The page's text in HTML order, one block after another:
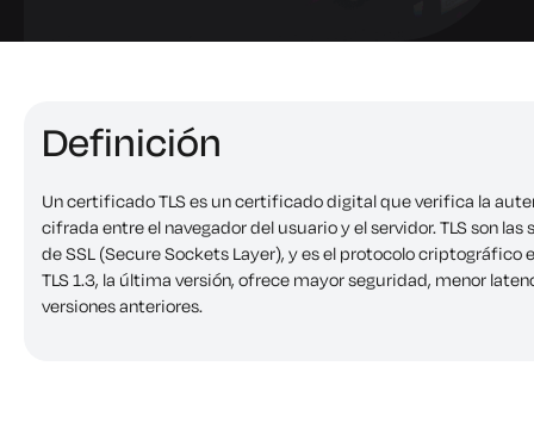
Definición
Un certificado TLS es un certificado digital que verifica la
cifrada entre el navegador del usuario y el servidor. TLS son
de SSL (Secure Sockets Layer), y es el protocolo
TLS 1.3, la última versión, ofrece mayor seguridad, menor
versiones anteriores.